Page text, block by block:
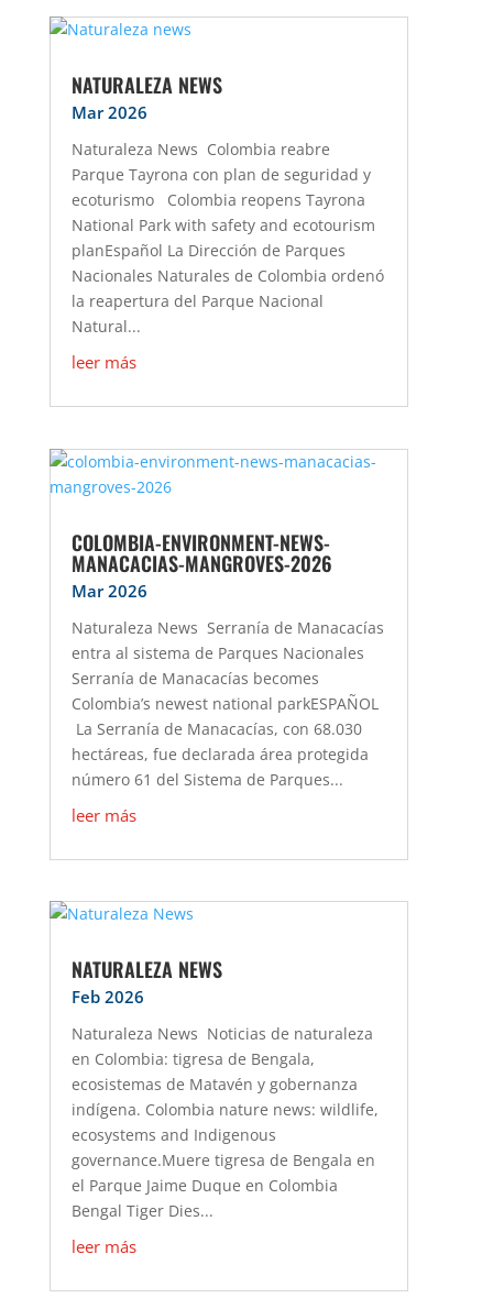
NATURALEZA NEWS
Mar 2026
Naturaleza News Colombia reabre
Parque Tayrona con plan de seguridad y
ecoturismo Colombia reopens Tayrona
National Park with safety and ecotourism
planEspañol La Dirección de Parques
Nacionales Naturales de Colombia ordenó
la reapertura del Parque Nacional
Natural...
leer más
COLOMBIA-ENVIRONMENT-NEWS-
MANACACIAS-MANGROVES-2026
Mar 2026
Naturaleza News Serranía de Manacacías
entra al sistema de Parques Nacionales
Serranía de Manacacías becomes
Colombia’s newest national parkESPAÑOL
La Serranía de Manacacías, con 68.030
hectáreas, fue declarada área protegida
número 61 del Sistema de Parques...
leer más
NATURALEZA NEWS
Feb 2026
Naturaleza News Noticias de naturaleza
en Colombia: tigresa de Bengala,
ecosistemas de Matavén y gobernanza
indígena. Colombia nature news: wildlife,
ecosystems and Indigenous
governance.Muere tigresa de Bengala en
el Parque Jaime Duque en Colombia
Bengal Tiger Dies...
leer más